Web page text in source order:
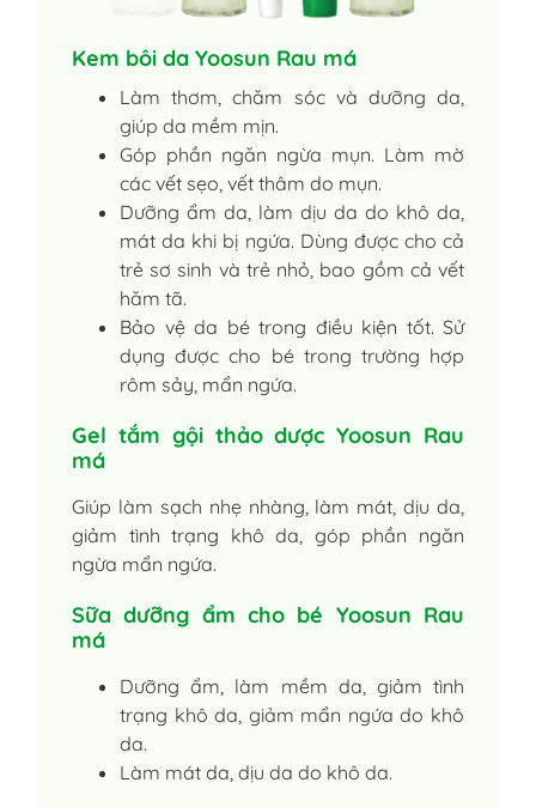
Kem bôi da Yoosun Rau má
Làm thơm, chăm sóc và dưỡng da,
giúp da mềm mịn.
Góp phần ngăn ngừa mụn. Làm mờ
các vết sẹo, vết thâm do mụn.
Dưỡng ẩm da, làm dịu da do khô da,
mát da khi bị ngứa. Dùng được cho cả
trẻ sơ sinh và trẻ nhỏ, bao gồm cả vết
hăm tã.
Bảo vệ da bé trong điều kiện tốt. Sử
dụng được cho bé trong trường hợp
rôm sảy, mẩn ngứa.
Gel tắm gội thảo dược Yoosun Rau
má
Giúp làm sạch nhẹ nhàng, làm mát, dịu da,
giảm tình trạng khô da, góp phần ngăn
ngừa mẩn ngứa.
Sữa dưỡng ẩm cho bé Yoosun Rau
má
Dưỡng ẩm, làm mềm da, giảm tình
trạng khô da, giảm mẩn ngứa do khô
da.
Làm mát da, dịu da do khô da.